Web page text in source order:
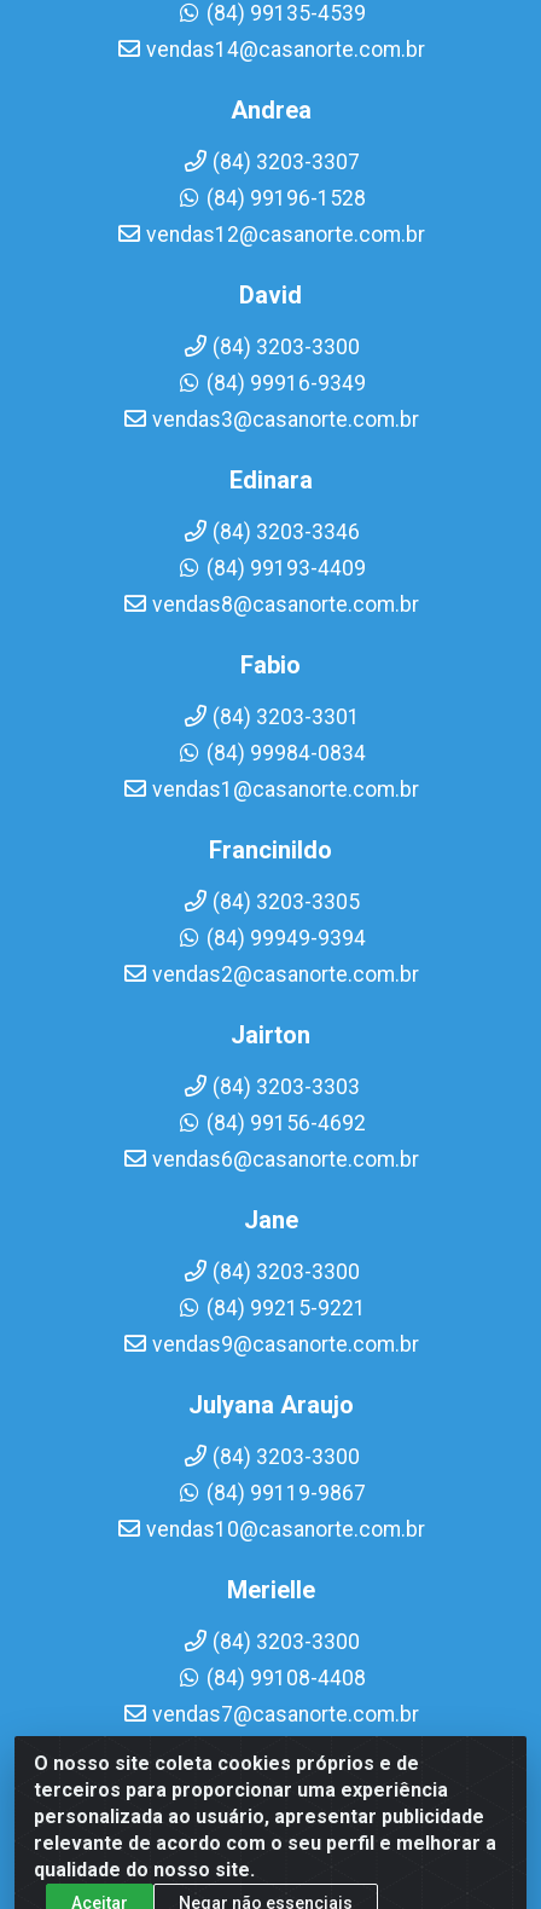
O nosso site coleta cookies próprios e de
terceiros para proporcionar uma experiência
personalizada ao usuário, apresentar publicidade
relevante de acordo com o seu perfil e melhorar a
qualidade do nosso site.
Aceitar Negar não essenciais
(84) 99135-4539
vendas14@casanorte.com.br
Andrea
(84) 3203-3307
(84) 99196-1528
vendas12@casanorte.com.br
David
(84) 3203-3300
(84) 99916-9349
vendas3@casanorte.com.br
Edinara
(84) 3203-3346
(84) 99193-4409
vendas8@casanorte.com.br
Fabio
(84) 3203-3301
(84) 99984-0834
vendas1@casanorte.com.br
Francinildo
(84) 3203-3305
(84) 99949-9394
vendas2@casanorte.com.br
Jairton
(84) 3203-3303
(84) 99156-4692
vendas6@casanorte.com.br
Jane
(84) 3203-3300
(84) 99215-9221
vendas9@casanorte.com.br
Julyana Araujo
(84) 3203-3300
(84) 99119-9867
vendas10@casanorte.com.br
Merielle
(84) 3203-3300
(84) 99108-4408
vendas7@casanorte.com.br
Casa Norte LTDA - Av. Interventor Mário Câmara, 1815 -
Dix-Sept Rosado, Natal/RN - CEP 59054-600 - CNPJ
08.713.513/0001-51